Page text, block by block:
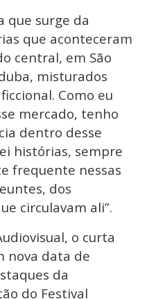
que surge da
que aconteceram
central, em São
misturados
Como eu
mercado, tenho
dentro desse
histórias, sempre
frequente nessas
dos
circulavam ali”.
o curta
nova data de
da
do Festival